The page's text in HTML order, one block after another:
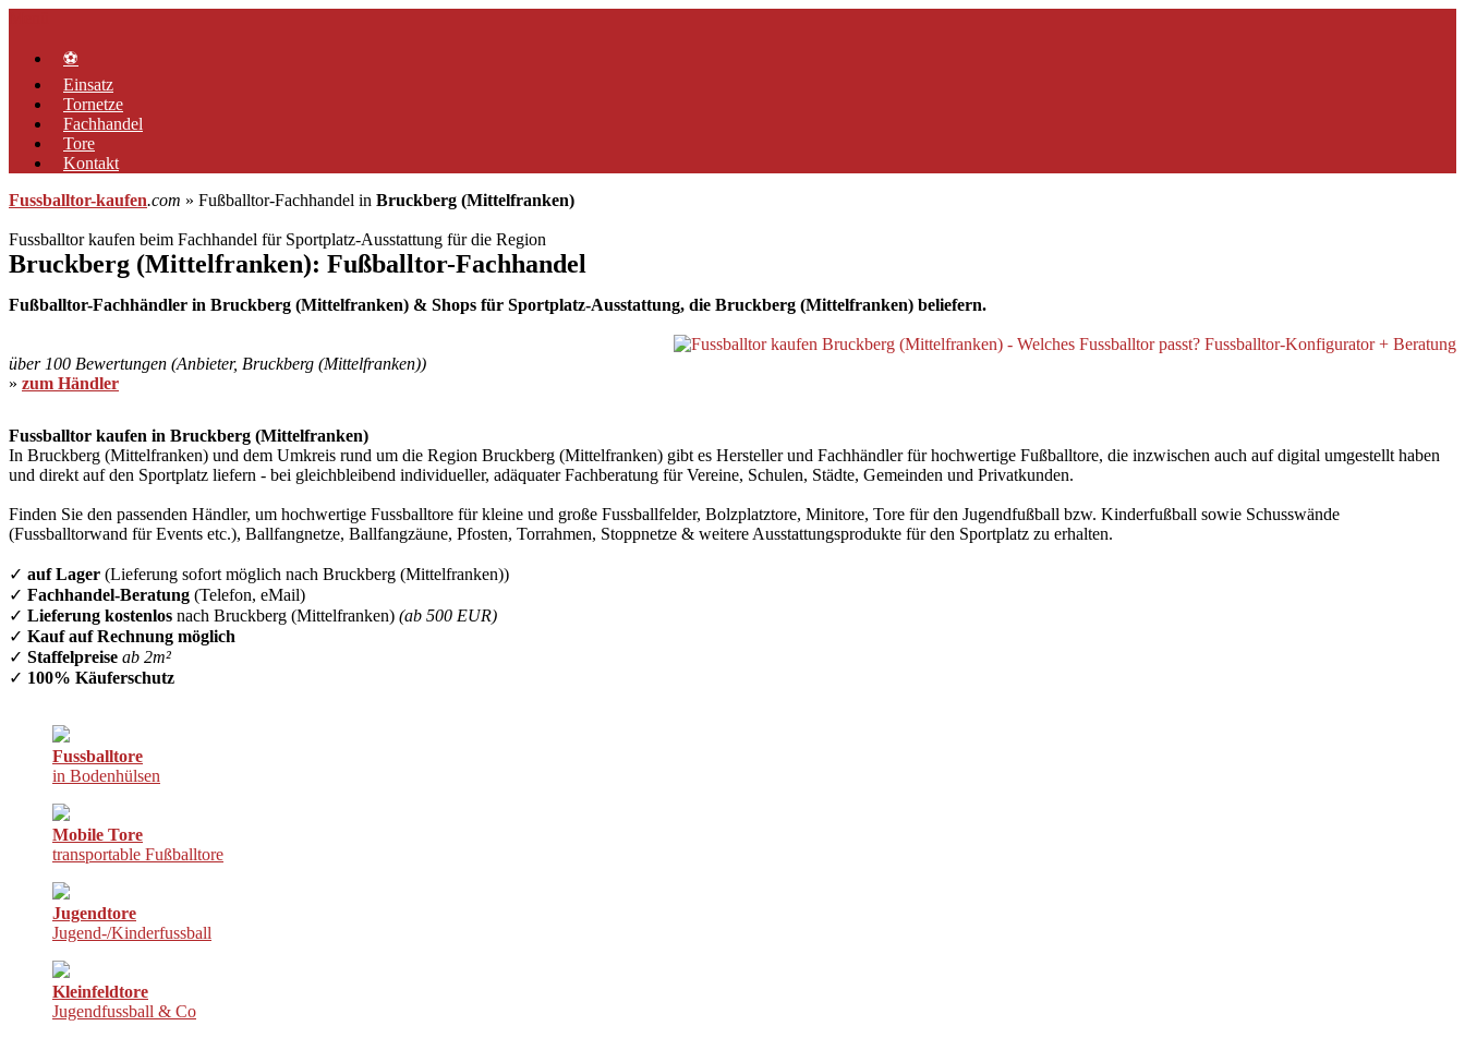
springen⚽
Einsatz
Tornetze
Fachhandel
Tore
Kontakt
Fussballtor-kaufen.com » Fußballtor-Fachhandel in Bruckberg (Mittelfranken)
Fussballtor kaufen beim Fachhandel für Sportplatz-Ausstattung für die Region
Bruckberg (Mittelfranken): Fußballtor-Fachhandel
Fußballtor-Fachhändler in Bruckberg (Mittelfranken) & Shops für Sportplatz-Ausstattung, die Bruckberg (Mittelfranken) beliefern.
über 100 Bewertungen (Anbieter, Bruckberg (Mittelfranken))
» zum Händler
Fussballtor kaufen in Bruckberg (Mittelfranken)
In Bruckberg (Mittelfranken) und dem Umkreis rund um die Region Bruckberg (Mittelfranken) gibt es Hersteller und Fachhändler für hochwertige Fußballtore, die inzwischen auch auf digital umgestellt haben
und direkt auf den Sportplatz liefern - bei gleichbleibend individueller, adäquater Fachberatung für Vereine, Schulen, Städte, Gemeinden und Privatkunden.
Finden Sie den passenden Händler, um hochwertige Fussballtore für kleine und große Fussballfelder, Bolzplatztore, Minitore, Tore für den Jugendfußball bzw. Kinderfußball sowie Schusswände
(Fussballtorwand für Events etc.), Ballfangnetze, Ballfangzäune, Pfosten, Torrahmen, Stoppnetze & weitere Ausstattungsprodukte für den Sportplatz zu erhalten.
✓ auf Lager (Lieferung sofort möglich nach Bruckberg (Mittelfranken))
✓ Fachhandel-Beratung (Telefon, eMail)
✓ Lieferung kostenlos nach Bruckberg (Mittelfranken) (ab 500 EUR)
✓ Kauf auf Rechnung möglich
✓ Staffelpreise ab 2m²
✓ 100% Käuferschutz
Fussballtore
in Bodenhülsen
Mobile Tore
transportable Fußballtore
Jugendtore
Jugend-/Kinderfussball
Kleinfeldtore
Jugendfussball & Co